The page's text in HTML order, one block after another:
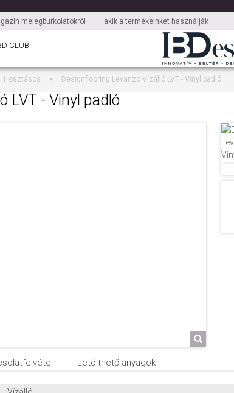
melegburkolatokról akik a termékeinket használják
CLUB
1 osztásos Designflooring Levanzo Vízálló LVT - Vinyl padló
LVT - Vinyl padló
Letölthető anyagok